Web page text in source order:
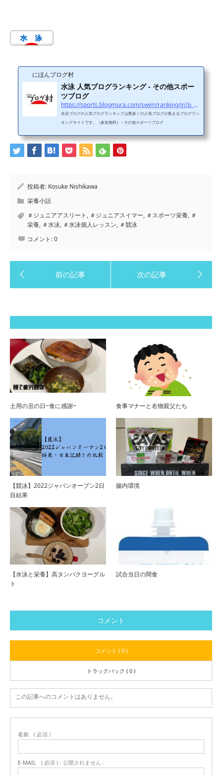
にほんブログ村
水泳 人気ブログランキング - その他スポー
ツブログ
https://sports.blogmura.com/swim/ranking/in?p_cid=11114970
水泳ブログの人気ブログランキングは数多くの人気ブログが集まるブログラン
キングサイトです。（参加無料） - その他スポーツブログ
投稿者: Kosuke Nishikawa
栄養小話
＃ジュニアアスリート , ＃ジュニアスイマー, ＃スポーツ栄養, ＃
栄養, ＃水泳, ＃水泳個人レッスン, ＃競泳
コメント:0
土用の丑の日~食に感謝~ 食事マナーと名物親父たち
【競泳】2022ジャパンオープン2日
目結果
腸内環境
【水泳と栄養】高タンパクヨーグル
ト
試合当日の間食
コメント
コメント ( 0 )
トラックバック ( 0 )
この記事へのコメントはありません。
名前 ( 必須 )
E-MAIL ( 必須 ) - 公開されません -